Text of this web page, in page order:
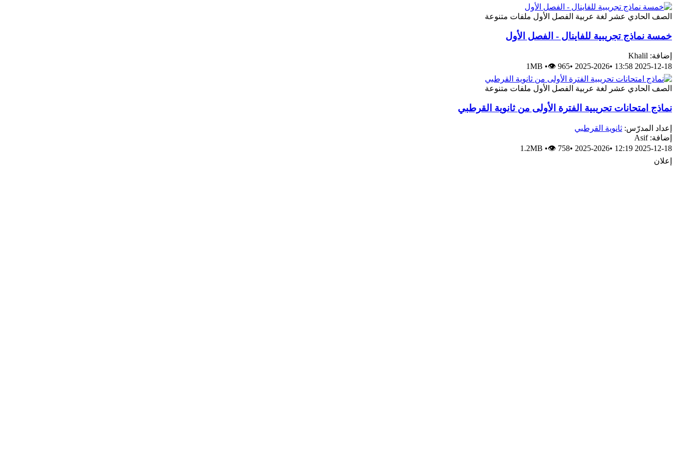
الصف الحادي عشر لغة عربية الفصل الأول ملفات متنوعة
خمسة نماذج تجريبية للفاينال - الفصل الأول
إضافة: Khalil
2025-12-18 13:58
•
2025-2026
•
1MB •👁 965
الصف الحادي عشر لغة عربية الفصل الأول ملفات متنوعة
نماذج امتحانات تحريبية الفترة الأولى من ثانوية القرطبي
إعداد المدرّس: ثانوية القرطبي
إضافة: Asif
2025-12-18 12:19
•
2025-2026
•
1.2MB •👁 758
إعلان